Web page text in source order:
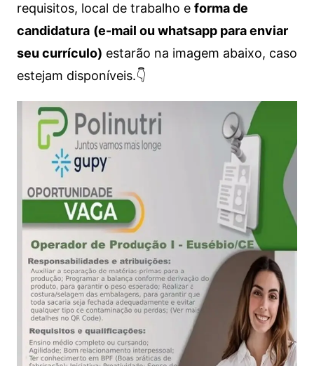
requisitos, local de trabalho e forma de
candidatura (e-mail ou whatsapp para enviar
seu currículo) estarão na imagem abaixo, caso
estejam disponíveis.👇